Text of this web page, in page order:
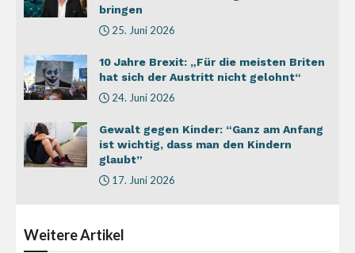
bringen
25. Juni 2026
10 Jahre Brexit: „Für die meisten Briten
hat sich der Austritt nicht gelohnt“
24. Juni 2026
Gewalt gegen Kinder: “Ganz am Anfang
ist wichtig, dass man den Kindern
glaubt”
17. Juni 2026
WeitereArtikel